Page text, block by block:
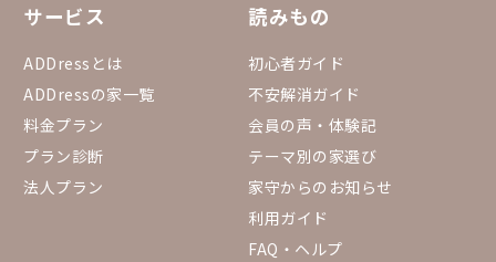
サービス
ADDressとは
ADDressの家一覧
料金プラン
プラン診断
法人プラン
読みもの
初心者ガイド
不安解消ガイド
会員の声・体験記
テーマ別の家選び
家守からのお知らせ
利用ガイド
FAQ・ヘルプ